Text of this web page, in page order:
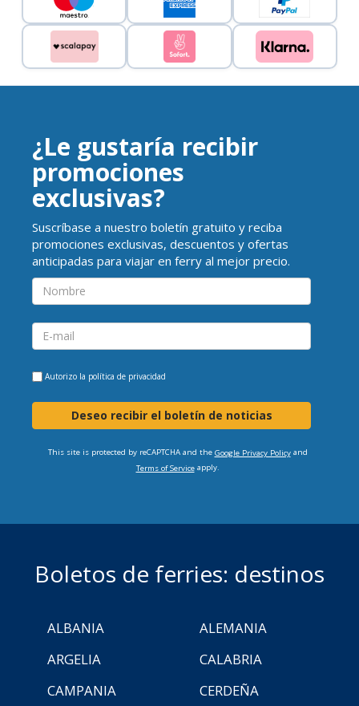
¿Le gustaría recibir
promociones
exclusivas?
Suscríbase a nuestro boletín gratuito y reciba
promociones exclusivas, descuentos y ofertas
anticipadas para viajar en ferry al mejor precio.
Autorizo la política de privacidad
Deseo recibir el boletín de noticias
This site is protected by reCAPTCHA and the Google Privacy Policyand
Terms of Serviceapply.
Boletos de ferries: destinos
ALBANIA
ALEMANIA
ARGELIA
CALABRIA
CAMPANIA
CERDEÑA